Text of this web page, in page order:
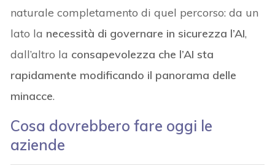
naturale completamento di quel percorso: da un
lato la necessità di governare in sicurezza l’AI,
dall’altro la consapevolezza che l’AI sta
rapidamente modificando il panorama delle
minacce.
Cosa dovrebbero fare oggi le
aziende